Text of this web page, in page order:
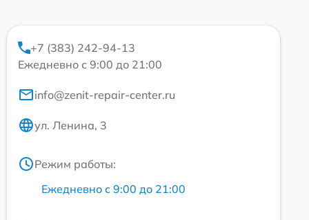
+7 (383) 242-94-13
Ежедневно с 9:00 до 21:00
info@zenit-repair-center.ru
ул. Ленина, 3
Режим работы:
Ежедневно с 9:00 до 21:00